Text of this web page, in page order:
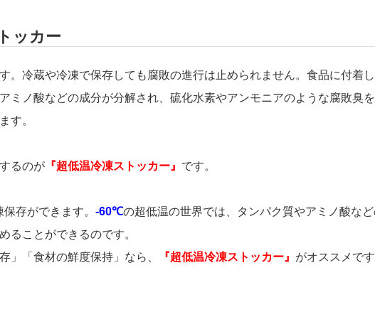
ッカー
。冷蔵や冷凍で保存しても腐敗の進行は止められません。食品に付着
ミノ酸などの成分が分解され、硫化水素やアンモニアのような腐敗臭
す。
るのが 『超低温冷凍ストッカー』 です。
保存ができます。 -60℃の超低温の世界では、タンパク質やアミノ酸な
ることができるのです。
」「食材の鮮度保持」なら、
『超低温冷凍ストッカー』 がオススメで